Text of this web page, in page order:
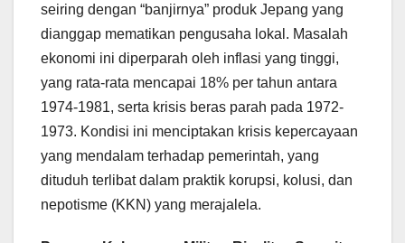
seiring dengan “banjirnya” produk Jepang yang
dianggap mematikan pengusaha lokal. Masalah
ekonomi ini diperparah oleh inflasi yang tinggi,
yang rata-rata mencapai 18% per tahun antara
1974-1981, serta krisis beras parah pada 1972-
1973. Kondisi ini menciptakan krisis kepercayaan
yang mendalam terhadap pemerintah, yang
dituduh terlibat dalam praktik korupsi, kolusi, dan
nepotisme (KKN) yang merajalela.